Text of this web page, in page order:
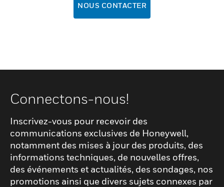
NOUS CONTACTER
Connectons-nous!
Inscrivez-vous pour recevoir des
communications exclusives de Honeywell,
notamment des mises à jour des produits, des
informations techniques, de nouvelles offres,
des événements et actualités, des sondages, nos
promotions ainsi que divers sujets connexes par